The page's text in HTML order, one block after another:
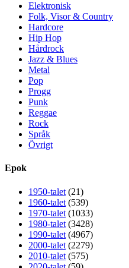
Elektronisk
Folk, Visor & Country
Hardcore
Hip Hop
Hårdrock
Jazz & Blues
Metal
Pop
Progg
Punk
Reggae
Rock
Språk
Övrigt
Epok
1950-talet (21)
1960-talet (539)
1970-talet (1033)
1980-talet (3428)
1990-talet (4967)
2000-talet (2279)
2010-talet (575)